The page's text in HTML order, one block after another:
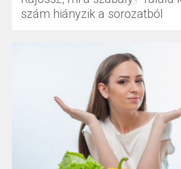
szám hiányzik a sorozatból